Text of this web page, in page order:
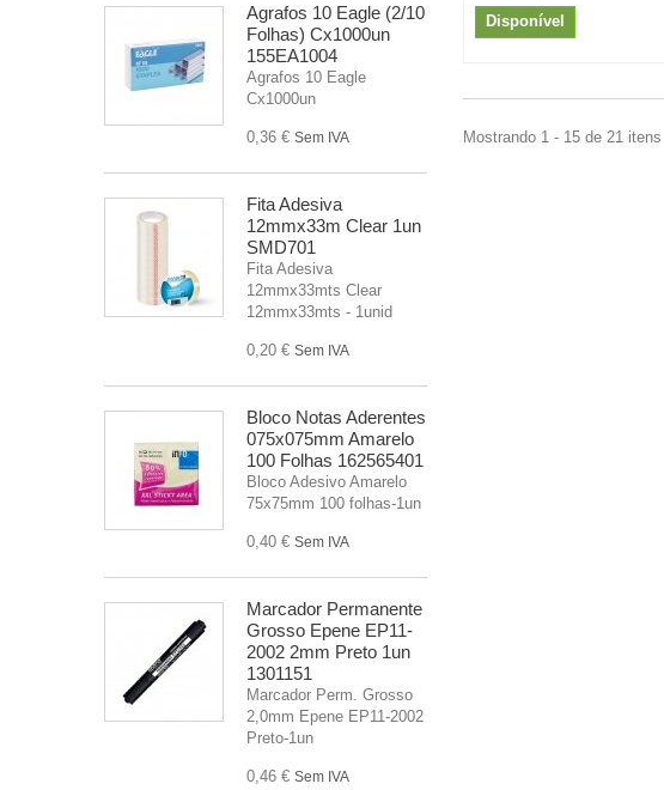
Agrafos 10 Eagle (2/10
Folhas) Cx1000un
155EA1004
Agrafos 10 Eagle
Cx1000un
0,36 € Sem IVA
Fita Adesiva
12mmx33m Clear 1un
SMD701
Fita Adesiva
12mmx33mts Clear
12mmx33mts - 1unid
0,20 € Sem IVA
Bloco Notas Aderentes
075x075mm Amarelo
100 Folhas 162565401
Bloco Adesivo Amarelo
75x75mm 100 folhas-1un
0,40 € Sem IVA
Marcador Permanente
Grosso Epene EP11-
2002 2mm Preto 1un
1301151
Marcador Perm. Grosso
2,0mm Epene EP11-2002
Preto-1un
0,46 € Sem IVA
Disponível
Mostrando 1 - 15 de 21 itens